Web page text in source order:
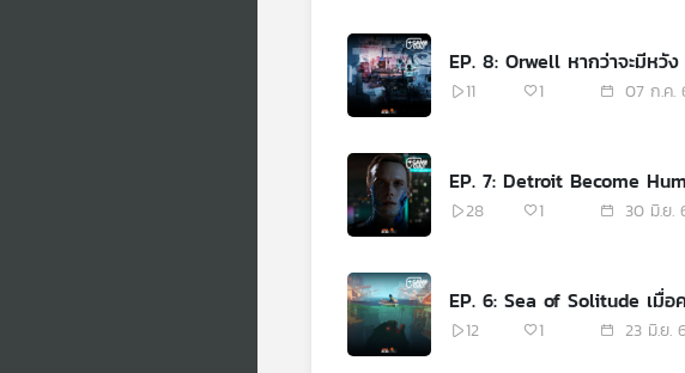
EP. 8: Orwell หากว่าจะมีห
11 1 07 ก.ค.
EP. 7: Detroit Become
28 1 30 มิ.ย.
EP. 6: Sea of Solitude เมื่อ
12 1 23 มิ.ย.